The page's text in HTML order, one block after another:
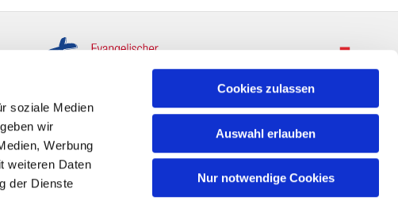
soziale Medien
wir
Werbung
weiteren Daten
der Dienste
Cookies zulassen
Auswahl erlauben
Nur notwendige Cookies